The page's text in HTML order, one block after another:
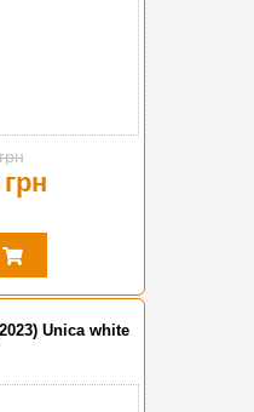
Unica white